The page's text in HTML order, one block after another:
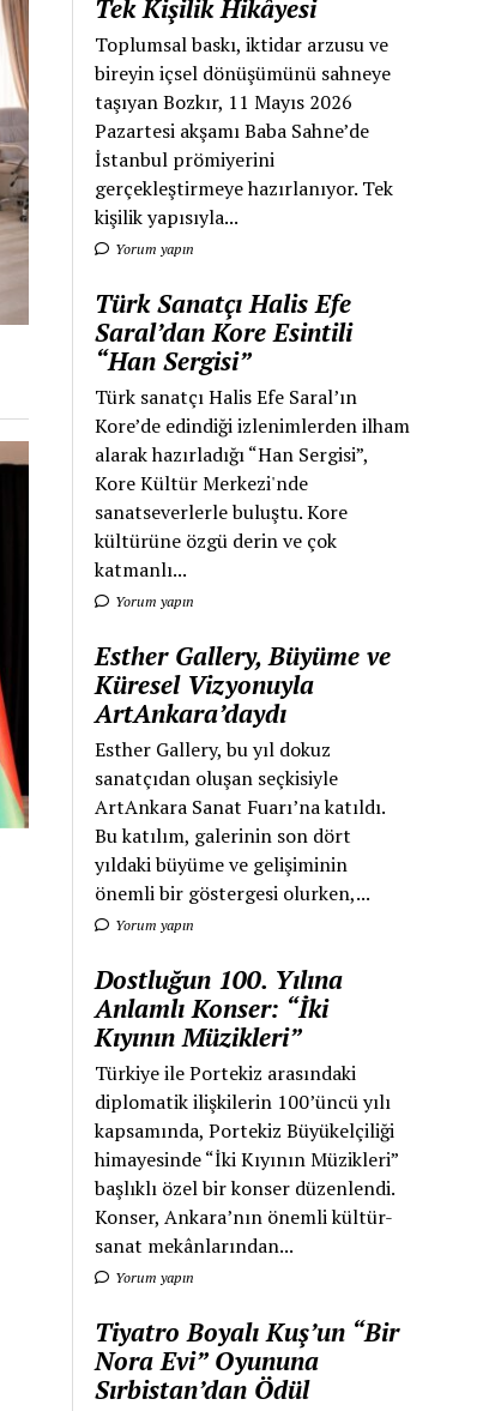
Tek Kişilik Hikâyesi
Toplumsal baskı, iktidar arzusu ve
bireyin içsel dönüşümünü sahneye
taşıyan Bozkır, 11 Mayıs 2026
Pazartesi akşamı Baba Sahne’de
İstanbul prömiyerini
gerçekleştirmeye hazırlanıyor. Tek
kişilik yapısıyla...
Yorum yapın
Türk Sanatçı Halis Efe
Saral’dan Kore Esintili
“Han Sergisi”
Türk sanatçı Halis Efe Saral’ın
Kore’de edindiği izlenimlerden ilham
alarak hazırladığı “Han Sergisi”,
Kore Kültür Merkezi'nde
sanatseverlerle buluştu. Kore
kültürüne özgü derin ve çok
katmanlı...
Yorum yapın
Esther Gallery, Büyüme ve
Küresel Vizyonuyla
ArtAnkara’daydı
Esther Gallery, bu yıl dokuz
sanatçıdan oluşan seçkisiyle
ArtAnkara Sanat Fuarı’na katıldı.
Bu katılım, galerinin son dört
yıldaki büyüme ve gelişiminin
önemli bir göstergesi olurken,...
Yorum yapın
Dostluğun 100. Yılına
Anlamlı Konser: “İki
Kıyının Müzikleri”
Türkiye ile Portekiz arasındaki
diplomatik ilişkilerin 100’üncü yılı
kapsamında, Portekiz Büyükelçiliği
himayesinde “İki Kıyının Müzikleri”
başlıklı özel bir konser düzenlendi.
Konser, Ankara’nın önemli kültür-
sanat mekânlarından...
Yorum yapın
Tiyatro Boyalı Kuş’un “Bir
Nora Evi” Oyununa
Sırbistan’dan Ödül